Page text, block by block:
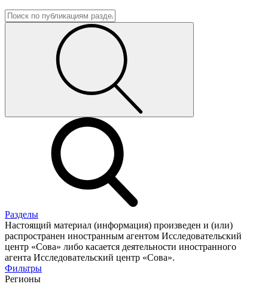
Разделы
Настоящий материал (информация) произведен и (или)
распространен иностранным агентом Исследовательский
центр «Сова» либо касается деятельности иностранного
агента Исследовательский центр «Сова».
Фильтры
Регионы